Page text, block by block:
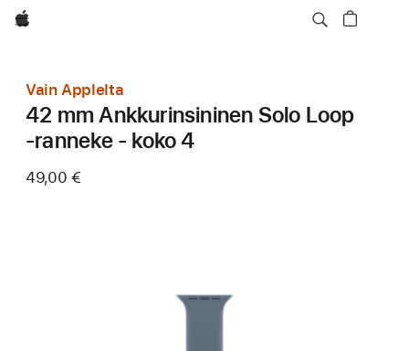
Apple
Vain Applelta
42 mm Ankkurinsininen Solo Loop
‑ranneke - koko 4
49,00 €